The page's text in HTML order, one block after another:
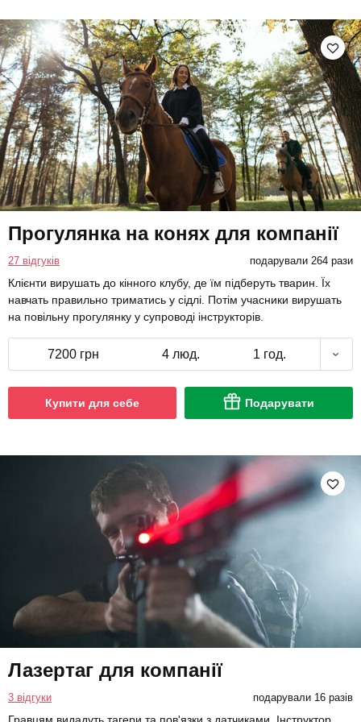
Прогулянка на конях для компанії
27 відгуків подарували 264 рази
Клієнти вирушать до кінного клубу, де їм підберуть тварин. Їх
навчать правильно триматись у сідлі. Потім учасники вирушать
на повільну прогулянку у супроводі інструкторів.
7200 грн 4 люд. 1 год.
Купити для себе Подарувати
Лазертаг для компанії
3 відгуки подарували 16 разів
Гравцям видадуть тагери та пов'язки з датчиками. Інструктор